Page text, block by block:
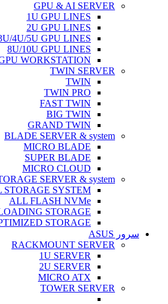
GPU & AI SERVER
1U GPU LINES
2U GPU LINES
4U/5U GPU LINES
8U/10U GPU LINES
WORKSTATION
TWIN SERVER
TWIN
TWIN PRO
FAST TWIN
BIG TWIN
GRAND TWIN
BLADE SERVER & system
MICRO BLADE
SUPER BLADE
MICRO CLOUD
SERVER & system
STORAGE SYSTEM
ALL FLASH NVMe
STORAGE
STORAGE
سرور ASUS
RACKMOUNT SERVER
1U SERVER
2U SERVER
MICRO ATX
TOWER SERVER